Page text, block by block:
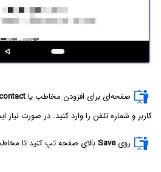
صفحه‌ای برای افزودن مخاطب یا
کاربر و شماره تلفن را وارد کنید. در صورت نیاز
رویSave بالای صفحه تپ کنید تا